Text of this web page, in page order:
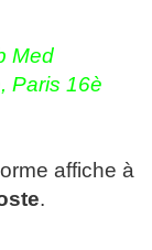
Med
Paris 16è
affiche à
.